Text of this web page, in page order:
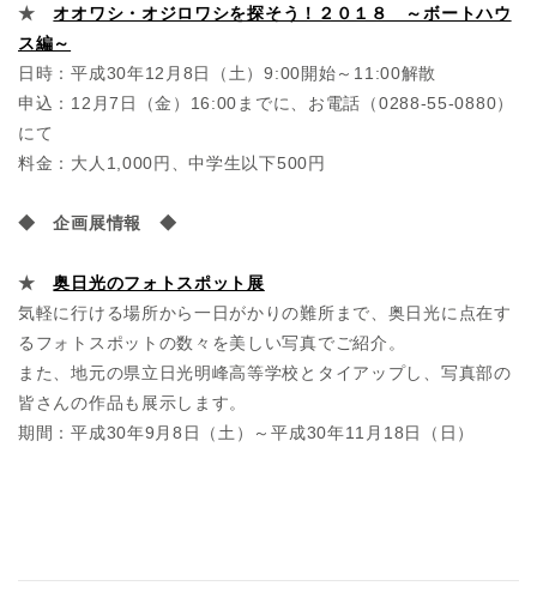
★オオワシ・オジロワシを探そう！２０１８ ～ボートハウ
ス編～
日時：平成30年12月8日（土）9:00開始～11:00解散
申込：12月7日（金）16:00までに、お電話（0288-55-0880）
にて
料金：大人1,000円、中学生以下500円
◆ 企画展情報 ◆
★奥日光のフォトスポット展
気軽に行ける場所から一日がかりの難所まで、奥日光に点在す
るフォトスポットの数々を美しい写真でご紹介。
また、地元の県立日光明峰高等学校とタイアップし、写真部の
皆さんの作品も展示します。
期間：平成30年9月8日（土）～平成30年11月18日（日）